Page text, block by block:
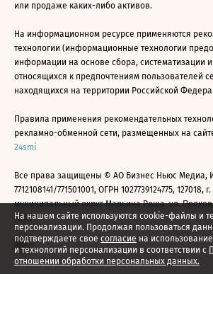
На нашем сайте используются cookie-файлы и
персонализации. Продолжая пользоваться
подтверждаете свое согласие на
и технологий персонализации в соответствии с
отношении обработки персональных данных.
или продаже каких-либо активов.
На информационном ресурсе применяются
технологии (информационные технологии
информации на основе сбора, систематизации
относящихся к предпочтениям пользователей
находящихся на территории Российской
Правила применения рекомендательных
рекламно-обменной сети, размещенных на
24smi
Все права защищены © АО Бизнес Ньюс Медиа,
7712108141/771501001, ОГРН 1027739124775, 127018,
муниципальный округ Марьина Роща, ул.
2026